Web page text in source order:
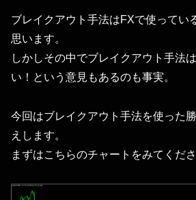
ブレイクアウト手法はFXで使ってい
思います。
しかしその中でブレイクアウト手法
い！という意見もあるのも事実。
今回はブレイクアウト手法を使った
えします。
まずはこちらのチャートをみてくだ